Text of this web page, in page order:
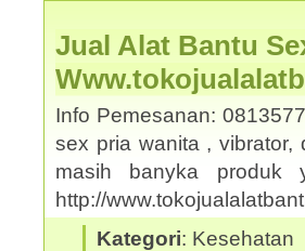
Jual Alat Bantu
Info Pemesanan:
sex pria wanita ,
masih banyka produk
http://
Kategori: Kesehatan